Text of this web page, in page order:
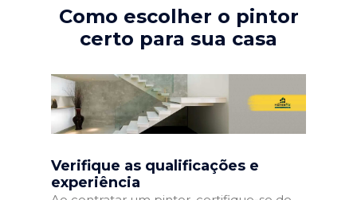
Como escolher o pintor
certo para sua casa
Verifique as qualificações e
experiência